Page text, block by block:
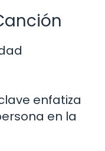
enfatiza
en la